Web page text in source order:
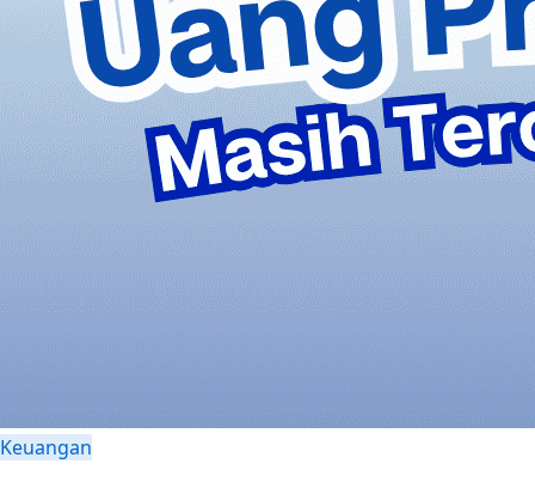
Keuangan